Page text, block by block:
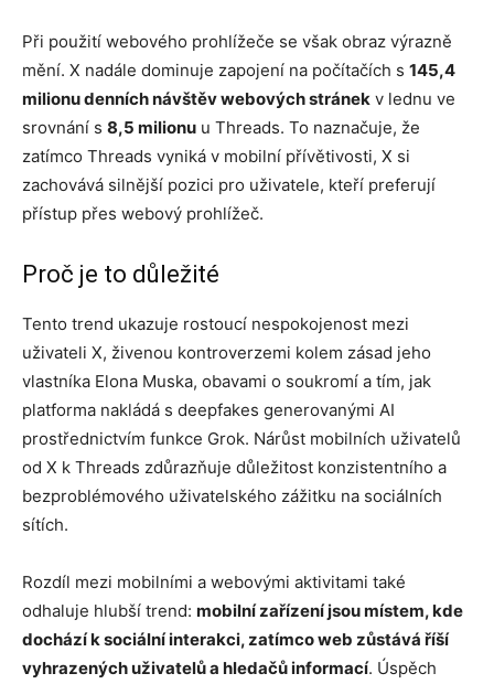
Při použití webového prohlížeče se však obraz výrazně
mění. X nadále dominuje zapojení na počítačích s 145,4
milionu denních návštěv webových stránek v lednu ve
srovnání s 8,5 milionu u Threads. To naznačuje, že
zatímco Threads vyniká v mobilní přívětivosti, X si
zachovává silnější pozici pro uživatele, kteří preferují
přístup přes webový prohlížeč.
Proč je to důležité
Tento trend ukazuje rostoucí nespokojenost mezi
uživateli X, živenou kontroverzemi kolem zásad jeho
vlastníka Elona Muska, obavami o soukromí a tím, jak
platforma nakládá s deepfakes generovanými AI
prostřednictvím funkce Grok. Nárůst mobilních uživatelů
od X k Threads zdůrazňuje důležitost konzistentního a
bezproblémového uživatelského zážitku na sociálních
sítích.
Rozdíl mezi mobilními a webovými aktivitami také
odhaluje hlubší trend: mobilní zařízení jsou místem, kde
dochází k sociální interakci, zatímco web zůstává říší
vyhrazených uživatelů a hledačů informací. Úspěch